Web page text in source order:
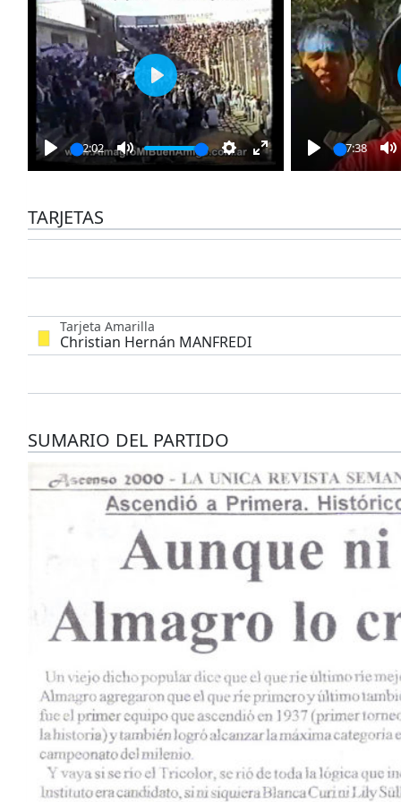
Play
22:02
Mute Settings
Enter
Play
Play
07:38
TARJETAS
Tarjeta Amarilla
Christian Hernán MANFREDI
SUMARIO DEL PARTIDO